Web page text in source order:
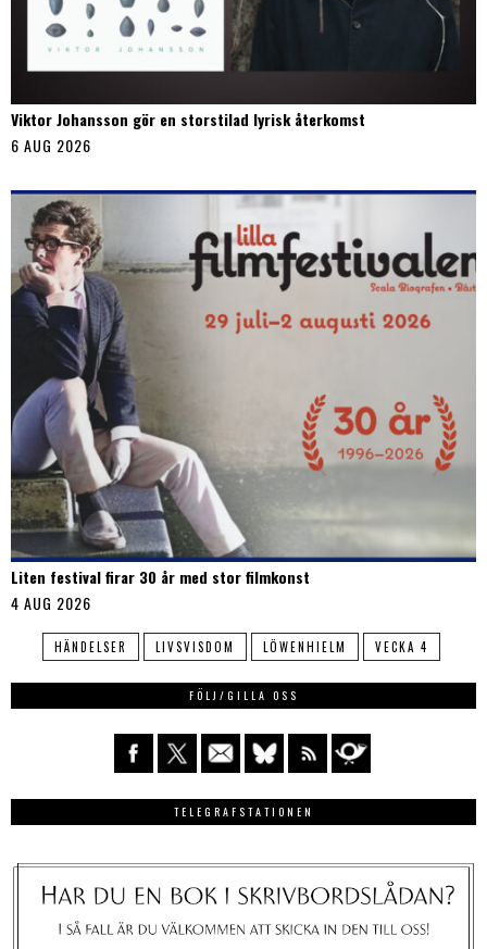
Viktor Johansson gör en storstilad lyrisk återkomst
6 AUG 2026
Liten festival firar 30 år med stor filmkonst
4 AUG 2026
HÄNDELSER LIVSVISDOM LÖWENHIELM VECKA 4
FÖLJ/GILLA OSS
TELEGRAFSTATIONEN